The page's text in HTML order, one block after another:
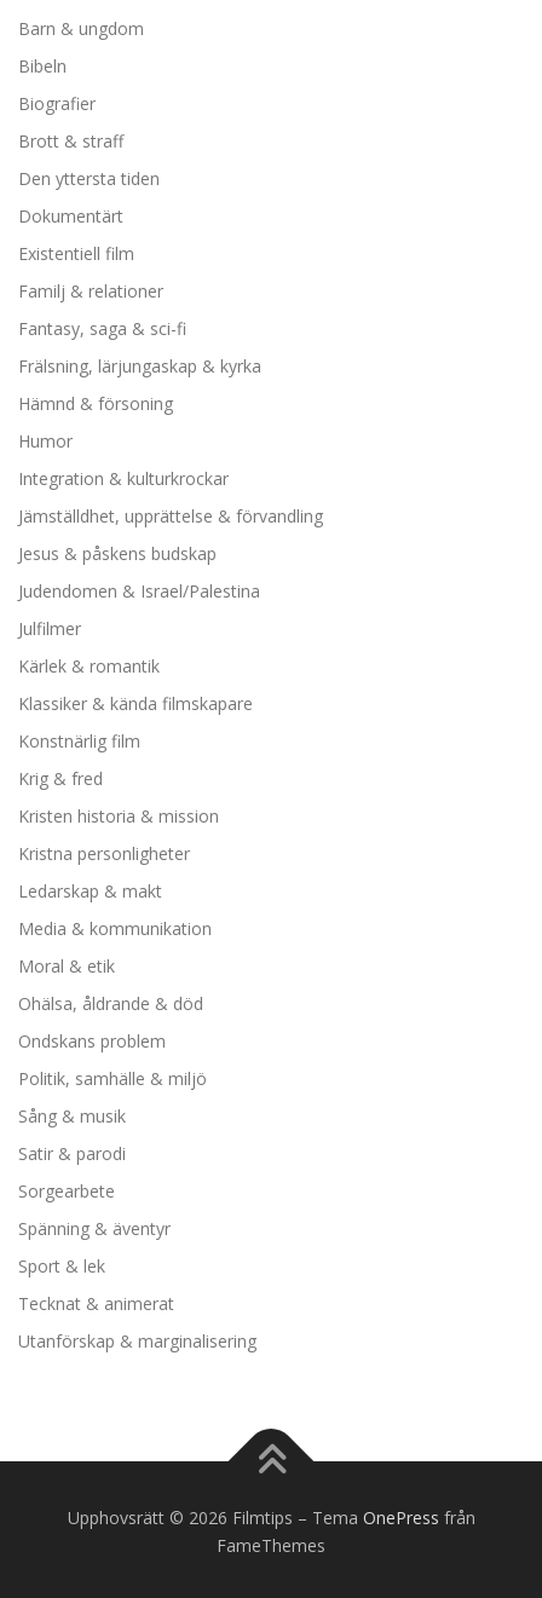
Barn & ungdom
Bibeln
Biografier
Brott & straff
Den yttersta tiden
Dokumentärt
Existentiell film
Familj & relationer
Fantasy, saga & sci-fi
Frälsning, lärjungaskap & kyrka
Hämnd & försoning
Humor
Integration & kulturkrockar
Jämställdhet, upprättelse & förvandling
Jesus & påskens budskap
Judendomen & Israel/Palestina
Julfilmer
Kärlek & romantik
Klassiker & kända filmskapare
Konstnärlig film
Krig & fred
Kristen historia & mission
Kristna personligheter
Ledarskap & makt
Media & kommunikation
Moral & etik
Ohälsa, åldrande & död
Ondskans problem
Politik, samhälle & miljö
Sång & musik
Satir & parodi
Sorgearbete
Spänning & äventyr
Sport & lek
Tecknat & animerat
Utanförskap & marginalisering
Upphovsrätt © 2026 Filmtips – Tema OnePress från
FameThemes